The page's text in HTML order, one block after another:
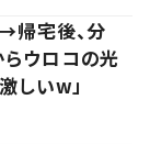
帰宅後、分
ウロコの光
しいw」